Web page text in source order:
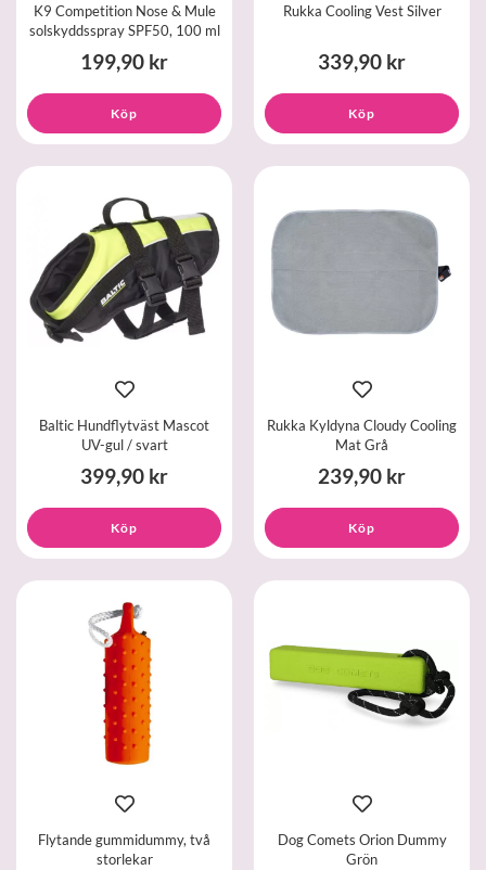
K9 Competition Nose & Mule
solskyddsspray SPF50, 100 ml
199,90 kr
Köp
Rukka Cooling Vest Silver
339,90 kr
Köp
Baltic Hundflytväst Mascot
UV-gul / svart
399,90 kr
Köp
Rukka Kyldyna Cloudy Cooling
Mat Grå
239,90 kr
Köp
Flytande gummidummy, två
storlekar
Dog Comets Orion Dummy
Grön